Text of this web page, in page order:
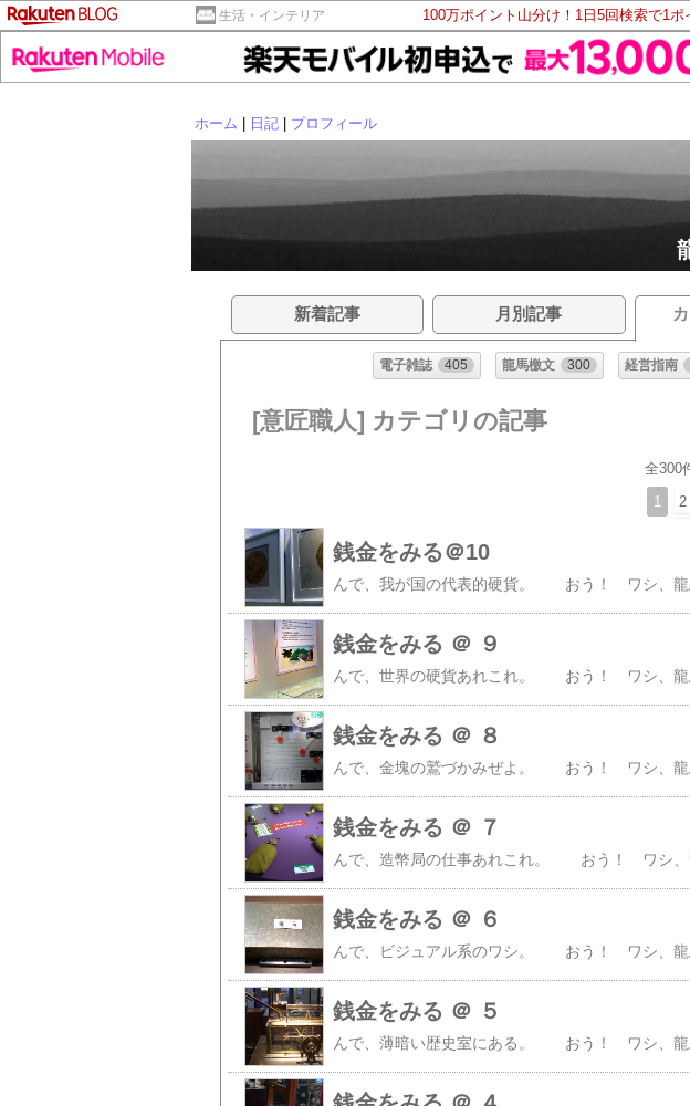
生活・インテリア 100万ポイント山分け！1日5回検索で1ポ
ホーム
日記 プロフィール
新着記事 月別記事
電子雑誌 405 龍馬檄文 300 経営指南
[意匠職人] カテゴリの記事
全300
1 2
銭金をみる＠10
銭金をみる ＠ ９
銭金をみる ＠ ８
銭金をみる ＠ ７
銭金をみる ＠ ６
銭金をみる ＠ ５